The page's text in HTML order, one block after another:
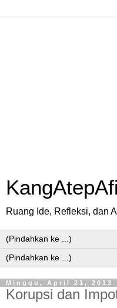
Ruang Ide, Refleksi, dan
Minggu, April 21, 2013
Korupsi dan